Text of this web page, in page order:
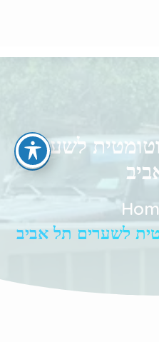
לשערים
לשערים תל אביב